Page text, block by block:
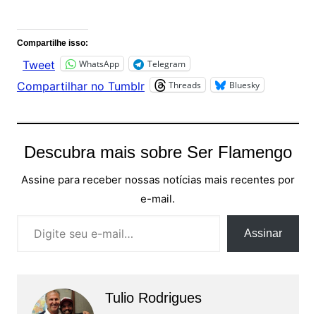
Compartilhe isso:
Tweet WhatsApp Telegram
Compartilhar no Tumblr Threads Bluesky
Descubra mais sobre Ser Flamengo
Assine para receber nossas notícias mais recentes por
e-mail.
Assinar
Tulio Rodrigues